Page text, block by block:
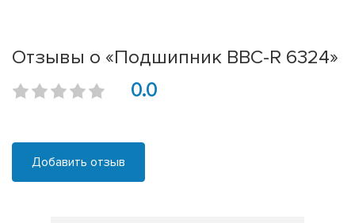
Отзывы о «Подшипник BBC-R 6324»
0.0
Добавить отзыв